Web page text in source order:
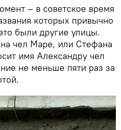
– в советское время
которых привычно
были другие улицы.
чел Маре, или Стефана
имя Александру чел
не меньше пяти раз за